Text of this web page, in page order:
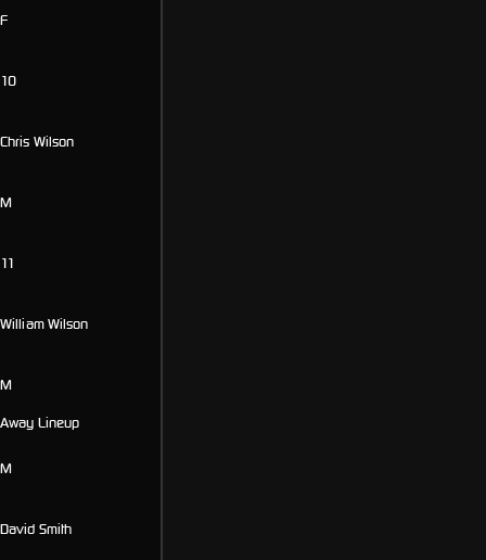
F
10
Chris Wilson
M
11
William Wilson
M
Away Lineup
M
David Smith